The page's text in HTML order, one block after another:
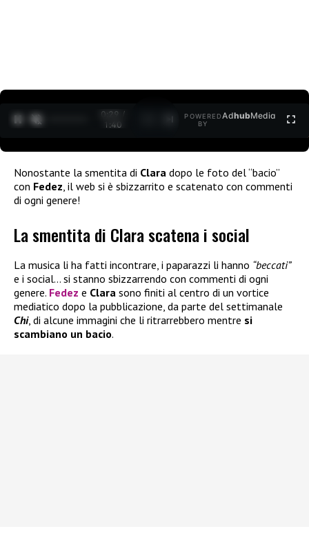
0:30 /
1:40
POWERED
BY
AdhubMedia
Nonostante la smentita di Clara dopo le foto del “bacio”
con Fedez , il web si è sbizzarrito e scatenato con commenti
di ogni genere!
La smentita di Clara scatena i social
La musica li ha fatti incontrare, i paparazzi li hanno “beccati”
e i social… si stanno sbizzarrendo con commenti di ogni
genere. Fedez e Clara sono finiti al centro di un vortice
mediatico dopo la pubblicazione, da parte del settimanale
Chi, di alcune immagini che li ritrarrebbero mentre si
scambiano un bacio.